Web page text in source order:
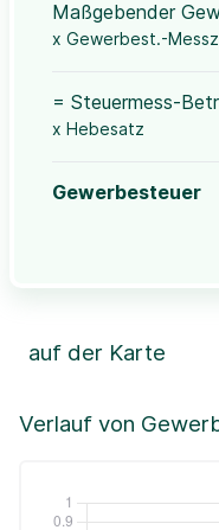
Maßgebender
x Gewerbest.-
= Steuermess-
x Hebesatz
Gewerbesteuer
Verlauf von
auf der Karte
+
Leaflet|